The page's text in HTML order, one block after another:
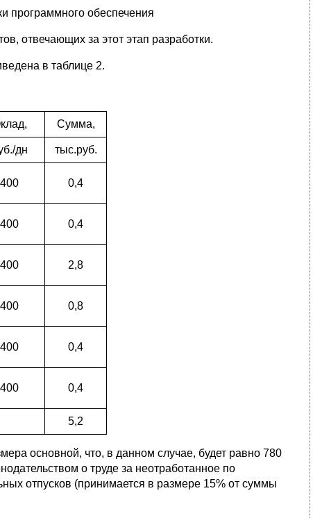
программного обеспечения
отвечающих за этот этап разработки.
в таблице 2.
Сумма,
дн тыс.руб.
400 0,4
400 0,4
400 2,8
400 0,8
400 0,4
400 0,4
5,2
основной, что, в данном случае, будет равно 780
о труде за неотработанное по
отпусков (принимается в размере 15% от суммы